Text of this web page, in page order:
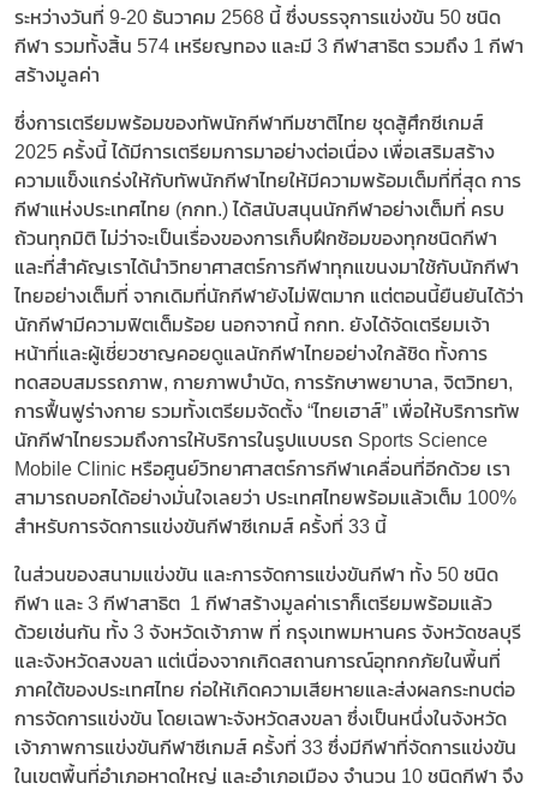
ระหว่างวันที่ 9-20 ธันวาคม 2568 นี้ ซึ่งบรรจุการแข่งขัน 50 ชนิด
กีฬา รวมทั้งสิ้น 574 เหรียญทอง และมี 3 กีฬาสาธิต รวมถึง 1 กีฬา
สร้างมูลค่า
ซึ่งการเตรียมพร้อมของทัพนักกีฬาทีมชาติไทย ชุดสู้ศึกซีเกมส์
2025 ครั้งนี้ ได้มีการเตรียมการมาอย่างต่อเนื่อง เพื่อเสริมสร้าง
ความแข็งแกร่งให้กับทัพนักกีฬาไทยให้มีความพร้อมเต็มที่ที่สุด การ
กีฬาแห่งประเทศไทย (กกท.) ได้สนับสนุนนักกีฬาอย่างเต็มที่ ครบ
ถ้วนทุกมิติ ไม่ว่าจะเป็นเรื่องของการเก็บฝึกซ้อมของทุกชนิดกีฬา
และที่สำคัญเราได้นำวิทยาศาสตร์การกีฬาทุกแขนงมาใช้กับนักกีฬา
ไทยอย่างเต็มที่ จากเดิมที่นักกีฬายังไม่ฟิตมาก แต่ตอนนี้ยืนยันได้ว่า
นักกีฬามีความฟิตเต็มร้อย นอกจากนี้ กกท. ยังได้จัดเตรียมเจ้า
หน้าที่และผู้เชี่ยวชาญคอยดูแลนักกีฬาไทยอย่างใกล้ชิด ทั้งการ
ทดสอบสมรรถภาพ, กายภาพบำบัด, การรักษาพยาบาล, จิตวิทยา,
การฟื้นฟูร่างกาย รวมทั้งเตรียมจัดตั้ง “ไทยเฮาส์” เพื่อให้บริการทัพ
นักกีฬาไทยรวมถึงการให้บริการในรูปแบบรถ Sports Science
Mobile Clinic หรือศูนย์วิทยาศาสตร์การกีฬาเคลื่อนที่อีกด้วย เรา
สามารถบอกได้อย่างมั่นใจเลยว่า ประเทศไทยพร้อมแล้วเต็ม 100%
สำหรับการจัดการแข่งขันกีฬาซีเกมส์ ครั้งที่ 33 นี้
ในส่วนของสนามแข่งขัน และการจัดการแข่งขันกีฬา ทั้ง 50 ชนิด
กีฬา และ 3 กีฬาสาธิต 1 กีฬาสร้างมูลค่าเราก็เตรียมพร้อมแล้ว
ด้วยเช่นกัน ทั้ง 3 จังหวัดเจ้าภาพ ที่ กรุงเทพมหานคร จังหวัดชลบุรี
และจังหวัดสงขลา แต่เนื่องจากเกิดสถานการณ์อุทกกภัยในพื้นที่
ภาคใต้ของประเทศไทย ก่อให้เกิดความเสียหายและส่งผลกระทบต่อ
การจัดการแข่งขัน โดยเฉพาะจังหวัดสงขลา ซึ่งเป็นหนึ่งในจังหวัด
เจ้าภาพการแข่งขันกีฬาซีเกมส์ ครั้งที่ 33 ซึ่งมีกีฬาที่จัดการแข่งขัน
ในเขตพื้นที่อำเภอหาดใหญ่ และอำเภอเมือง จำนวน 10 ชนิดกีฬา จึง